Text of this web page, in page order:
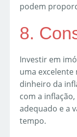
podem
8.
Investir em
uma
dinheiro da
com a
adequado e a
tempo.